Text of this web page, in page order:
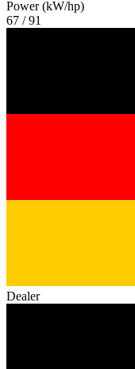
Power (kW/hp)
67 / 91
Dealer